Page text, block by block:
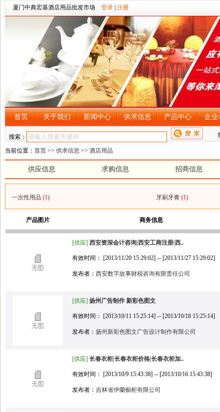
厦门中典宏基酒店用品批发市场 登录 注册
首页 关于我们 新闻中心 供求信息 产品中心 企业
搜索：
当前位置： 首页 >> 供求信息 >> 酒店用品
供应信息 求购信息 招商信息
一次性用品 (1) 牙刷牙膏 (1)
产品图片 商务信息
[供应] 西安资深会计咨询|西安工商注册|西..
有效时间： [2013/11/20 15:29:02] -- [2013/11/27 15:29:02]
发布者： 西安数字故事财税咨询有限责任公司
[供应] 扬州广告制作 新彩色图文
有效时间： [2013/10/11 15:25:14] -- [2013/10/18 15:25:14]
发布者： 扬州新彩色图文广告设计制作有限公司
[供应] 长春衣柜|长春衣柜价格|长春衣柜加..
有效时间： [2013/10/9 15:43:38] -- [2013/10/16 15:43:38]
发布者： 吉林省伊蘭橱柜有限公司